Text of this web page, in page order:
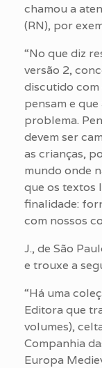
chamou a
(RN), por
“No que diz
versão 2,
discutido
pensam e
problema.
devem ser
as crianças,
mundo onde
que os textos
finalidade:
com nossos
J., de São
e trouxe a
“Há uma
Editora que
volumes),
Companhia
Europa